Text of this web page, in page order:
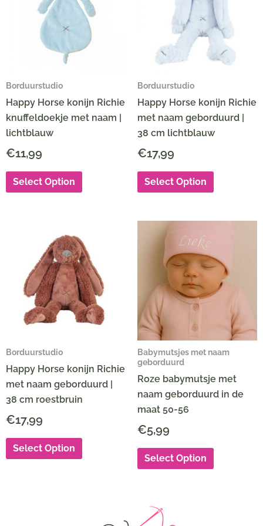
Borduurstudio
Happy Horse konijn Richie
knuffeldoekje met naam |
lichtblauw
€11,99
Select Option
Borduurstudio
Happy Horse konijn Richie
met naam geborduurd |
38 cm lichtblauw
€17,99
Select Option
Borduurstudio
Happy Horse konijn Richie
met naam geborduurd |
38 cm roestbruin
€17,99
Select Option
Babymutsjes met naam
geborduurd
Roze babymutsje met
naam geborduurd in de
maat 50-56
€5,99
Select Option